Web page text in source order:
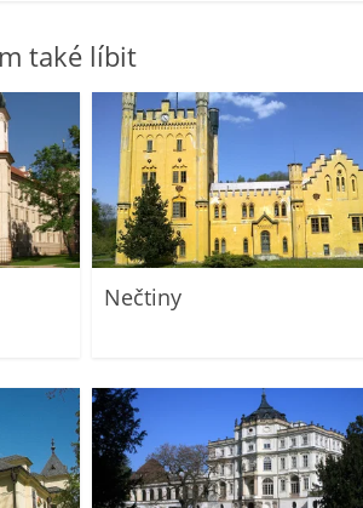
také líbit
Nečtiny